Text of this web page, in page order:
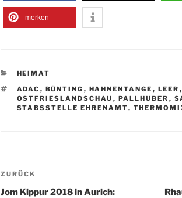
merken
KATEGORIEN
HEIMAT
SCHLAGWÖRTER
ADAC , BÜNTING , HAHNENTANGE , LEER ,
OSTFRIESLANDSCHAU , PALLHUBER ,
STABSSTELLE EHRENAMT,
Beitragsnavigation
Vorheriger
Beitrag
ZURÜCK
Jom Kippur 2018 in Aurich: